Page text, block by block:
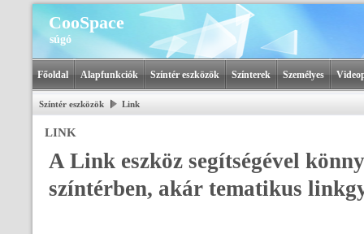
CooSpace
súgó
Főoldal Alapfunkciók Színtér eszközök Színterek Személyes
Színtér eszközök Link
LINK
A Link eszköz segítségével
színtérben, akár tematikus